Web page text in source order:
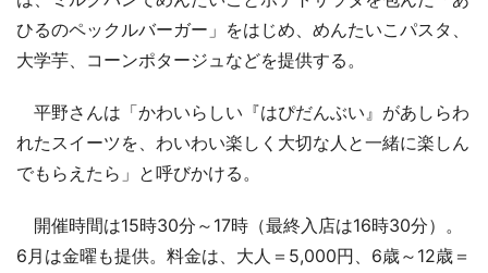
ひるのペックルバーガー」をはじめ、めんたいこパスタ、
大学芋、コーンポタージュなどを提供する。
平野さんは「かわいらしい『はぴだんぶい』があしらわ
れたスイーツを、わいわい楽しく大切な人と一緒に楽しん
でもらえたら」と呼びかける。
開催時間は15時30分～17時（最終入店は16時30分）。
6月は金曜も提供。料金は、大人＝5,000円、6歳～12歳＝